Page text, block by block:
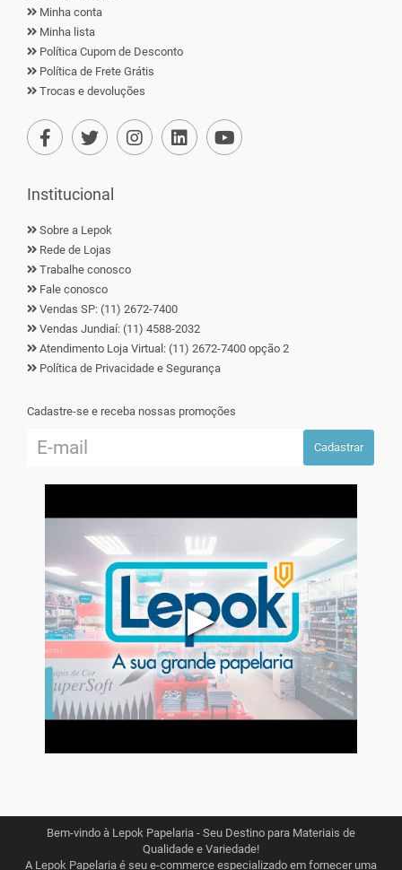
Minha conta
Minha lista
Política Cupom de Desconto
Política de Frete Grátis
Trocas e devoluções
Institucional
Sobre a Lepok
Rede de Lojas
Trabalhe conosco
Fale conosco
Vendas SP: (11) 2672-7400
Vendas Jundiaí: (11) 4588-2032
Atendimento Loja Virtual: (11) 2672-7400 opção 2
Política de Privacidade e Segurança
Cadastre-se e receba nossas promoções
Cadastrar
▶
Bem-vindo à Lepok Papelaria - Seu Destino para Materiais de
Qualidade e Variedade!
A Lepok Papelaria é seu e-commerce especializado em fornecer uma